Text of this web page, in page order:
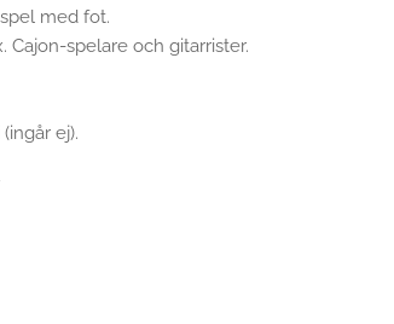
med fot.
Cajon-spelare och gitarrister.
ej).